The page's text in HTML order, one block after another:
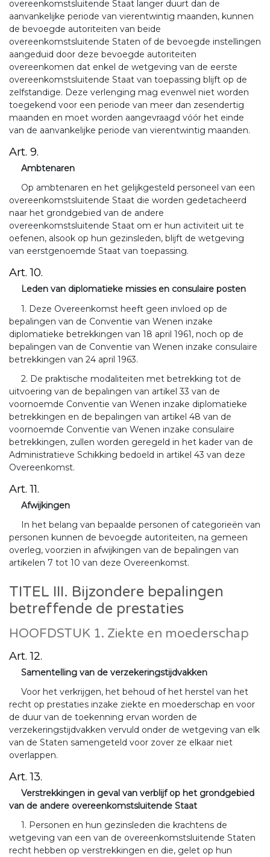
overeenkomstsluitende Staat langer duurt dan de
aanvankelijke periode van vierentwintig maanden, kunnen
de bevoegde autoriteiten van beide
overeenkomstsluitende Staten of de bevoegde instellingen
aangeduid door deze bevoegde autoriteiten
overeenkomen dat enkel de wetgeving van de eerste
overeenkomstsluitende Staat van toepassing blijft op de
zelfstandige. Deze verlenging mag evenwel niet worden
toegekend voor een periode van meer dan zesendertig
maanden en moet worden aangevraagd vóór het einde
van de aanvankelijke periode van vierentwintig maanden.
Art. 9.
Ambtenaren
Op ambtenaren en het gelijkgesteld personeel van een
overeenkomstsluitende Staat die worden gedetacheerd
naar het grondgebied van de andere
overeenkomstsluitende Staat om er hun activiteit uit te
oefenen, alsook op hun gezinsleden, blijft de wetgeving
van eerstgenoemde Staat van toepassing.
Art. 10.
Leden van diplomatieke missies en consulaire posten
1. Deze Overeenkomst heeft geen invloed op de
bepalingen van de Conventie van Wenen inzake
diplomatieke betrekkingen van 18 april 1961, noch op de
bepalingen van de Conventie van Wenen inzake consulaire
betrekkingen van 24 april 1963.
2. De praktische modaliteiten met betrekking tot de
uitvoering van de bepalingen van artikel 33 van de
voornoemde Conventie van Wenen inzake diplomatieke
betrekkingen en de bepalingen van artikel 48 van de
voornoemde Conventie van Wenen inzake consulaire
betrekkingen, zullen worden geregeld in het kader van de
Administratieve Schikking bedoeld in artikel 43 van deze
Overeenkomst.
Art. 11.
Afwijkingen
In het belang van bepaalde personen of categorieën van
personen kunnen de bevoegde autoriteiten, na gemeen
overleg, voorzien in afwijkingen van de bepalingen van
artikelen 7 tot 10 van deze Overeenkomst.
TITEL III. Bijzondere bepalingen
betreffende de prestaties
HOOFDSTUK 1. Ziekte en moederschap
Art. 12.
Samentelling van de verzekeringstijdvakken
Voor het verkrijgen, het behoud of het herstel van het
recht op prestaties inzake ziekte en moederschap en voor
de duur van de toekenning ervan worden de
verzekeringstijdvakken vervuld onder de wetgeving van elk
van de Staten samengeteld voor zover ze elkaar niet
overlappen.
Art. 13.
Verstrekkingen in geval van verblijf op het grondgebied
van de andere overeenkomstsluitende Staat
1. Personen en hun gezinsleden die krachtens de
wetgeving van een van de overeenkomstsluitende Staten
recht hebben op verstrekkingen en die, gelet op hun